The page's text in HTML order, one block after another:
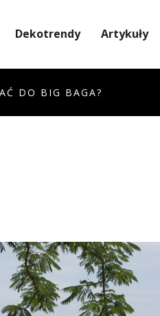
Dekotrendy Artykuły
DO BIG BAGA?